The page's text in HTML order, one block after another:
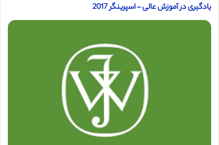
یادگیری در آموزش عالی – اسپرینگر 2017